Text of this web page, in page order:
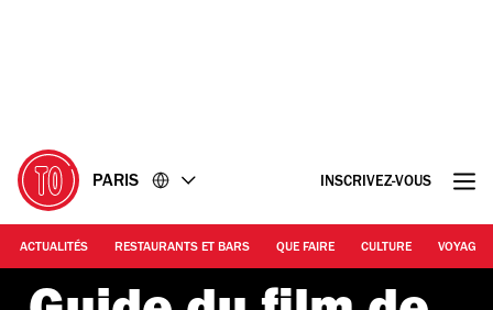
PARIS INSCRIVEZ-VOUS
ACTUALITÉS RESTAURANTS ET BARS QUE FAIRE CULTURE VOYAGE